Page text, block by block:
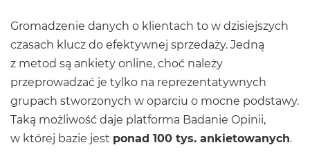
Gromadzenie danych o klientach to w dzisiejszych
czasach klucz do efektywnej sprzedaży. Jedną
z metod są ankiety online, choć należy
przeprowadzać je tylko na reprezentatywnych
grupach stworzonych w oparciu o mocne podstawy.
Taką możliwość daje platforma Badanie Opinii,
w której bazie jest ponad 100 tys. ankietowanych.